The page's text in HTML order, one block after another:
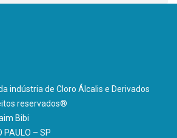
indústria de Cloro Álcalis e Derivados
reservados®
Bibi
PAULO – SP